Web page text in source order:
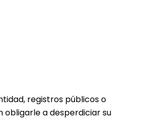
registros públicos o
a desperdiciar su